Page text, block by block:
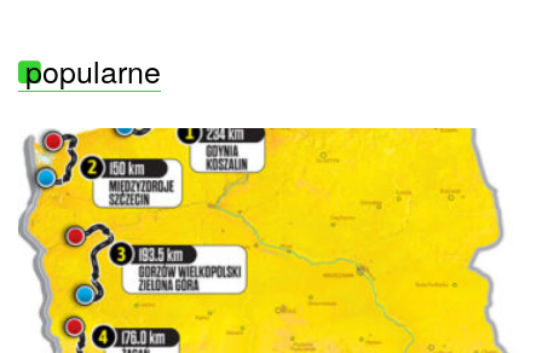
popularne